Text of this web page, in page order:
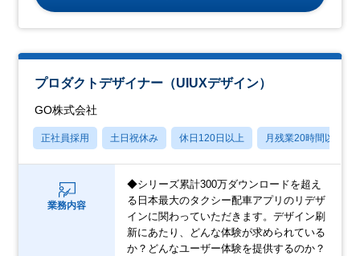
プロダクトデザイナー（UIUXデザイン）
GO株式会社
正社員採用 土日祝休み 休日120日以上 月残業20時間以内
業務内容
◆シリーズ累計300万ダウンロードを超え
る日本最大のタクシー配車アプリのリデザ
インに関わっていただきます。デザイン刷
新にあたり、どんな体験が求められている
か？どんなユーザー体験を提供するのか？